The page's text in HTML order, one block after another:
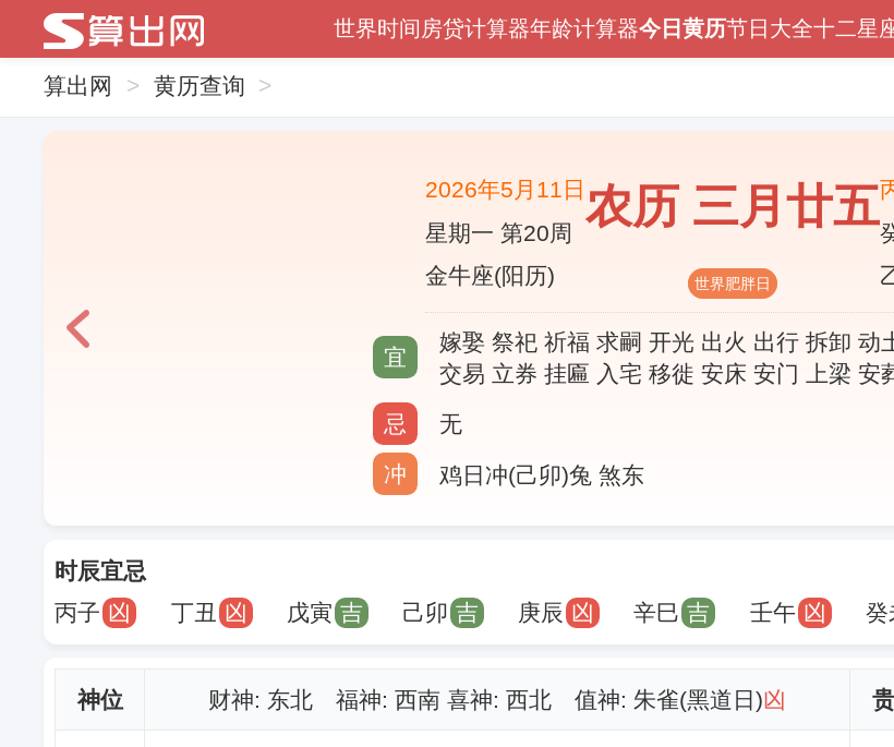
世界时间 房贷计算器年龄计算器今日黄历节日大全十二星
算出网 > 黄历查询 >
2026年5月11日
星期一 第20周
金牛座(阳历)
农历 三月廿五
世界肥胖日
宜
嫁娶 祭祀 祈福 求嗣 开光 出火 出行 拆卸 动
交易 立券 挂匾 入宅 移徙 安床 安门 上梁 安
忌
无
冲
鸡日冲(己卯)兔 煞东
时辰宜忌
丙子 凶 丁丑 凶 戊寅 吉 己卯 吉 庚辰 凶 辛巳 吉 壬午 凶 癸
神位 财神: 东北 福神: 西南 喜神: 西北 值神: 朱雀(黑道日)凶